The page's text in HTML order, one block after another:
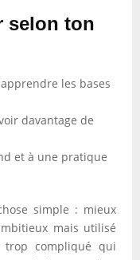
selon ton
les bases
davantage de
et à une pratique
simple : mieux
mais utilisé
trop compliqué qui